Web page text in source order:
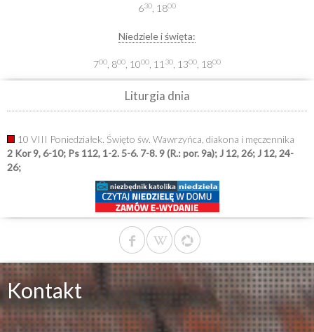
630 , 1800
Niedziele i święta:
700 , 800 , 1000 , 11 30 , 1300 , 1800
Liturgia dnia
10 VIII Poniedziałek. Święto św. Wawrzyńca, diakona i męczennika
2 Kor 9, 6-10; Ps 112, 1-2. 5-6. 7-8. 9 (R.: por. 9a); J 12, 26; J 12, 24-
26;
Kontakt